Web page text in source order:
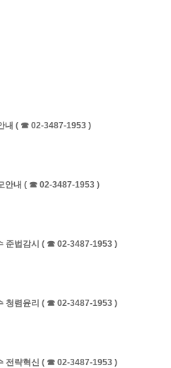
내 ( ☎ 02-3487-1953 )
안내 ( ☎ 02-3487-1953 )
준법감시 ( ☎ 02-3487-1953 )
청렴윤리 ( ☎ 02-3487-1953 )
전략혁신 ( ☎ 02-3487-1953 )